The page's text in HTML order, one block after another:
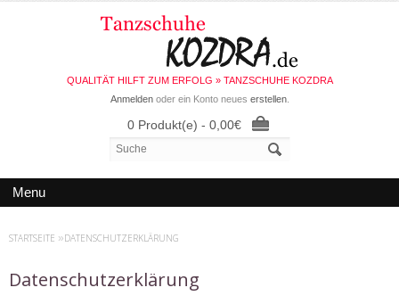
QUALITÄT HILFT ZUM ERFOLG » TANZSCHUHE KOZDRA
Anmeldenoder ein Konto neues erstellen.
0 Produkt(e) - 0,00€
Menu
STARTSEITE »DATENSCHUTZERKLÄRUNG
Datenschutzerklärung